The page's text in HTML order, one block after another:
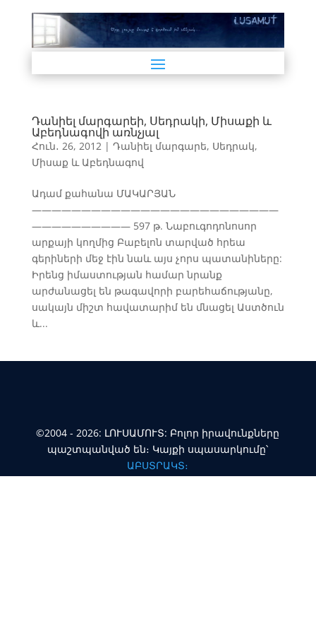
Դանիել մարգարեի, Սեդրակի, Միսաքի և
Աբեդնագովի առնչյալ
Հուն․ 26, 2012| Դանիել մարգարե, Սեդրակ,
Միսաք և Աբեդնագով
Ադամ քահանա ՄԱԿԱՐՅԱՆ
—————————————————————————
—————————— 597 թ. Նաբուգոդոնոսոր
արքայի կողմից Բաբելոն տարված հրեա
գերիների մեջ էին նաև այս չորս պատանիները:
Իրենց իմաստության համար նրանք
արժանացել են թագավորի բարեհաճությանը,
սակայն միշտ հավատարիմ են մնացել Աստծուն
և...
©2004 - 2026: ԼՈՒՍԱՄՈՒՏ: Բոլոր իրավունքները
պաշտպանված են։ Կայքի սպասարկումը՝
ԱԲՍՏՐԱԿՏ։